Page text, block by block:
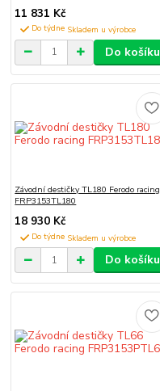
11 831 Kč
Do týdne
Do košíku
Závodní destičky TL180 Ferodo racing
FRP3153TL180
18 930 Kč
Do týdne
Do košíku